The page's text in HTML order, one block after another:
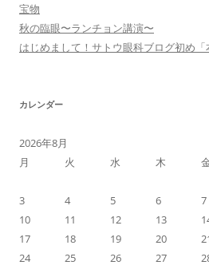
宝物
秋の臨眼〜ランチョン講演〜
はじめまして！サトウ眼科ブログ初め「
カレンダー
2026年8月
月
火 水 木
3
4 5 6 7
10
11 12 13
17
18 19 20
24
25 26 27